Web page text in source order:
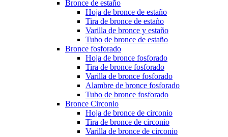
Bronce de estaño
Hoja de bronce de estaño
Tira de bronce de estaño
Varilla de bronce y estaño
Tubo de bronce de estaño
Bronce fosforado
Hoja de bronce fosforado
Tira de bronce fosforado
Varilla de bronce fosforado
Alambre de bronce fosforado
Tubo de bronce fosforado
Bronce Circonio
Hoja de bronce de circonio
Tira de bronce de circonio
Varilla de bronce de circonio